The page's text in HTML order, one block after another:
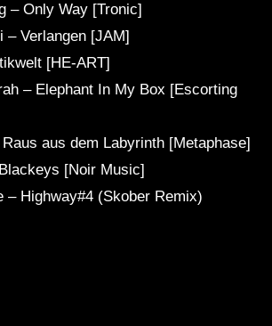
– Only Way [Tronic]
– Verlangen [JAM]
[HE-ART]
– Elephant In My Box [Escorting
aus dem Labyrinth [Metaphase]
[Noir Music]
– Highway#4 (Skober Remix)